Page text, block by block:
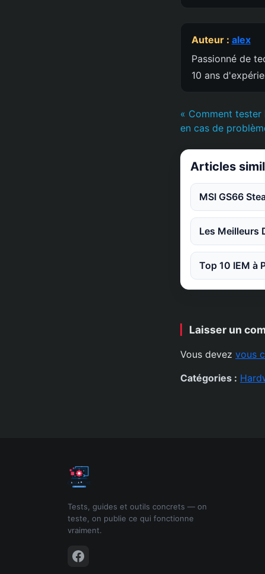
Auteur : alex
Passionné de
10 ans
« Comment
en cas de
Articles
MSI GS66
Les Meilleurs
Top 10 IEM à
Laisser un
Vous devez vous
Catégories :
Tests, guides et outils concrets — on
teste, on publie ce qui fonctionne
vraiment.